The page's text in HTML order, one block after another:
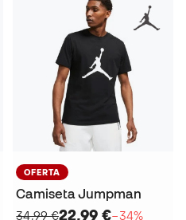
OFERTA
Camiseta Jumpman
34,99 €22,99 €−34%